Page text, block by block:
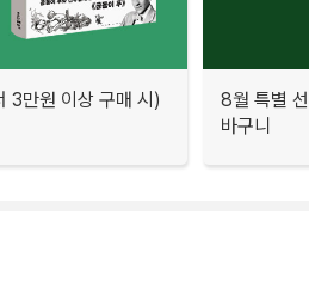
3만원 이상 구매 시)
8월 특별
바구니